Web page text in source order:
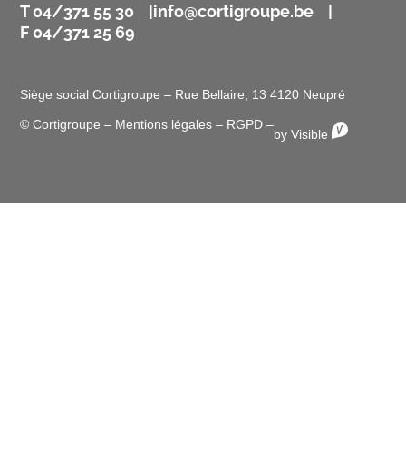
T 04/371 55 30 |info@cortigroupe.be
|
F 04/371 25 69
Siège social Cortigroupe – Rue Bellaire, 13 4120 Neupré
© Cortigroupe – Mentions légales – RGPD –
by Visible